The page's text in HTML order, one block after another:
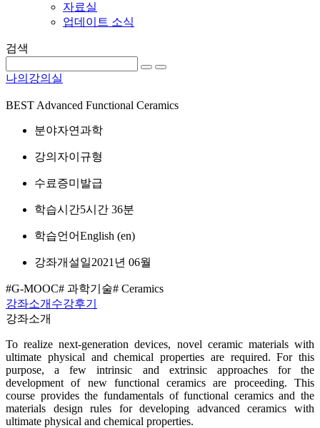
자료실
업데이트 소식
검색
나의강의실
BEST Advanced Functional Ceramics
분야자연과학
강의자이규형
수료증미발급
학습시간5시간 36분
학습언어English ‎(en)‎
강좌개설일2021년 06월
#G-MOOC# 과학기술# Ceramics
강좌소개 수강후기
강좌소개
To realize next-generation devices, novel ceramic materials with
ultimate physical and chemical properties are required. For this
purpose, a few intrinsic and extrinsic approaches for the
development of new functional ceramics are proceeding. This
course provides the fundamentals of functional ceramics and the
materials design rules for developing advanced ceramics with
ultimate physical and chemical properties.